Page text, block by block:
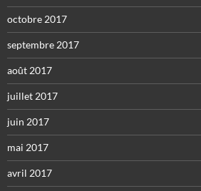
octobre 2017
septembre 2017
août 2017
juillet 2017
juin 2017
mai 2017
avril 2017